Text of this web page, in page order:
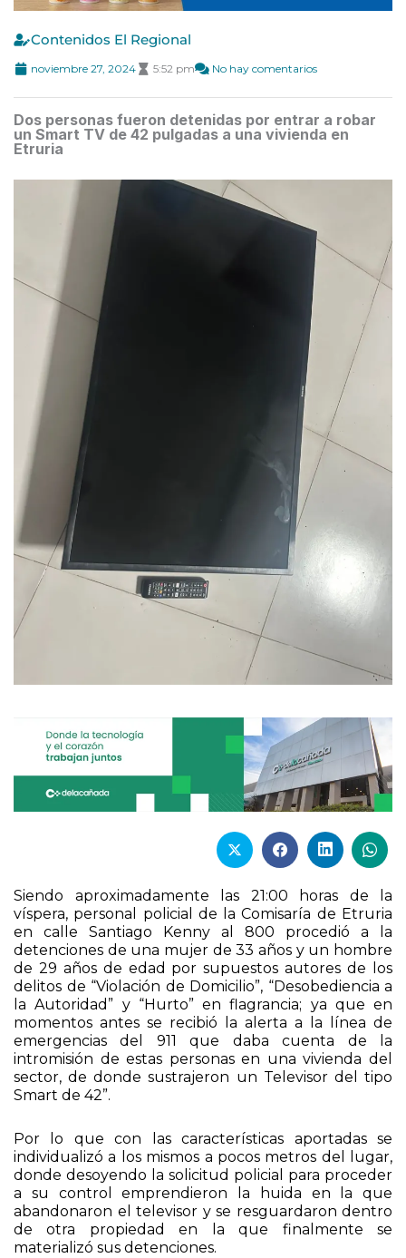
Contenidos El Regional
noviembre 27, 2024 5:52 pm No hay comentarios
Dos personas fueron detenidas por entrar a robar
un Smart TV de 42 pulgadas a una vivienda en
Etruria
Siendo aproximadamente las 21:00 horas de la
víspera, personal policial de la Comisaría de Etruria
en calle Santiago Kenny al 800 procedió a la
detenciones de una mujer de 33 años y un hombre
de 29 años de edad por supuestos autores de los
delitos de “Violación de Domicilio”, “Desobediencia a
la Autoridad” y “Hurto” en flagrancia; ya que en
momentos antes se recibió la alerta a la línea de
emergencias del 911 que daba cuenta de la
intromisión de estas personas en una vivienda del
sector, de donde sustrajeron un Televisor del tipo
Smart de 42”.
Por lo que con las características aportadas se
individualizó a los mismos a pocos metros del lugar,
donde desoyendo la solicitud policial para proceder
a su control emprendieron la huida en la que
abandonaron el televisor y se resguardaron dentro
de otra propiedad en la que finalmente se
materializó sus detenciones.